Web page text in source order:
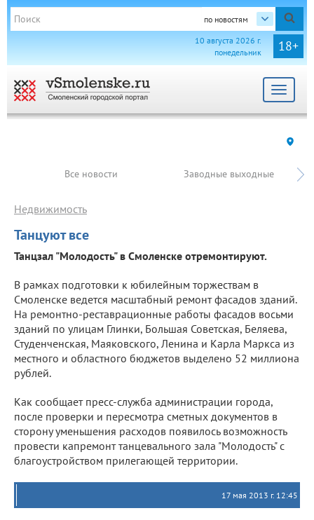
по новостям
18+
10 августа 2026 г.
понедельник
Toggle
Все новости Заводные выходные
Танцуют все
Недвижимость
Танцзал "Молодость" в Смоленске отремонтируют.
В рамках подготовки к юбилейным торжествам в
Смоленске ведется масштабный ремонт фасадов зданий.
На ремонтно-реставрационные работы фасадов восьми
зданий по улицам Глинки, Большая Советская, Беляева,
Студенченская, Маяковского, Ленина и Карла Маркса из
местного и областного бюджетов выделено 52 миллиона
рублей.
Как сообщает пресс-служба администрации города,
после проверки и пересмотра сметных документов в
сторону уменьшения расходов появилось возможность
провести капремонт танцевального зала "Молодость" с
благоустройством прилегающей территории.
17 мая 2013 г. 12:45